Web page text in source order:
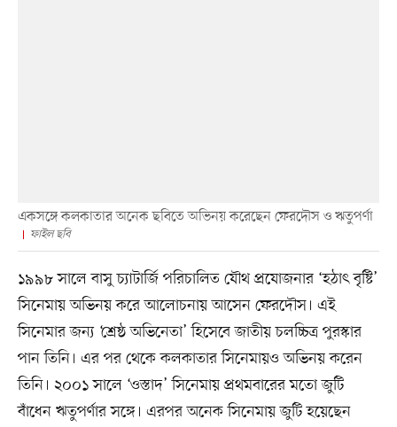
একসঙ্গে কলকাতার অনেক ছবিতে অভিনয় করেছেন ফেরদৌস ও ঋতুপর্ণা
ফাইল ছবি
১৯৯৮ সালে বাসু চ্যাটার্জি পরিচালিত যৌথ প্রযোজনার ‘হঠাৎ বৃষ্টি’
সিনেমায় অভিনয় করে আলোচনায় আসেন ফেরদৌস। এই
সিনেমার জন্য ‘শ্রেষ্ঠ অভিনেতা’ হিসেবে জাতীয় চলচ্চিত্র পুরস্কার
পান তিনি। এর পর থেকে কলকাতার সিনেমায়ও অভিনয় করেন
তিনি। ২০০১ সালে ‘ওস্তাদ’ সিনেমায় প্রথমবারের মতো জুটি
বাঁধেন ঋতুপর্ণার সঙ্গে। এরপর অনেক সিনেমায় জুটি হয়েছেন